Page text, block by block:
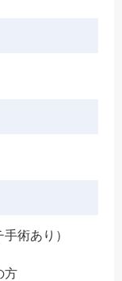
手術あり）
方